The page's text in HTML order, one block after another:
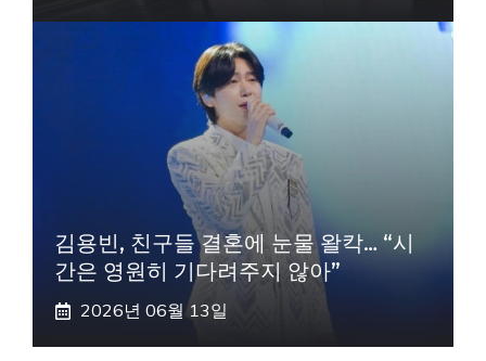
김용빈, 친구들 결혼에 눈물 왈칵… “시
간은 영원히 기다려주지 않아”
2026년 06월 13일